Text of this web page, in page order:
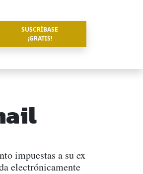
SUSCRÍBASE
¡GRATIS!
impuestas a su ex
electrónicamente